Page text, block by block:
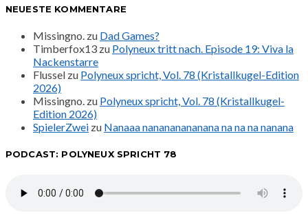
NEUESTE KOMMENTARE
Missingno. zu Dad Games?
Timberfox13 zu Polyneux tritt nach. Episode 19: Viva la
Nackenstarre
Flussel zu Polyneux spricht, Vol. 78 (Kristallkugel-Edition
2026)
Missingno. zu Polyneux spricht, Vol. 78 (Kristallkugel-
Edition 2026)
SpielerZwei zu Nanaaa nanananananana na na na nanana
PODCAST: POLYNEUX SPRICHT 78